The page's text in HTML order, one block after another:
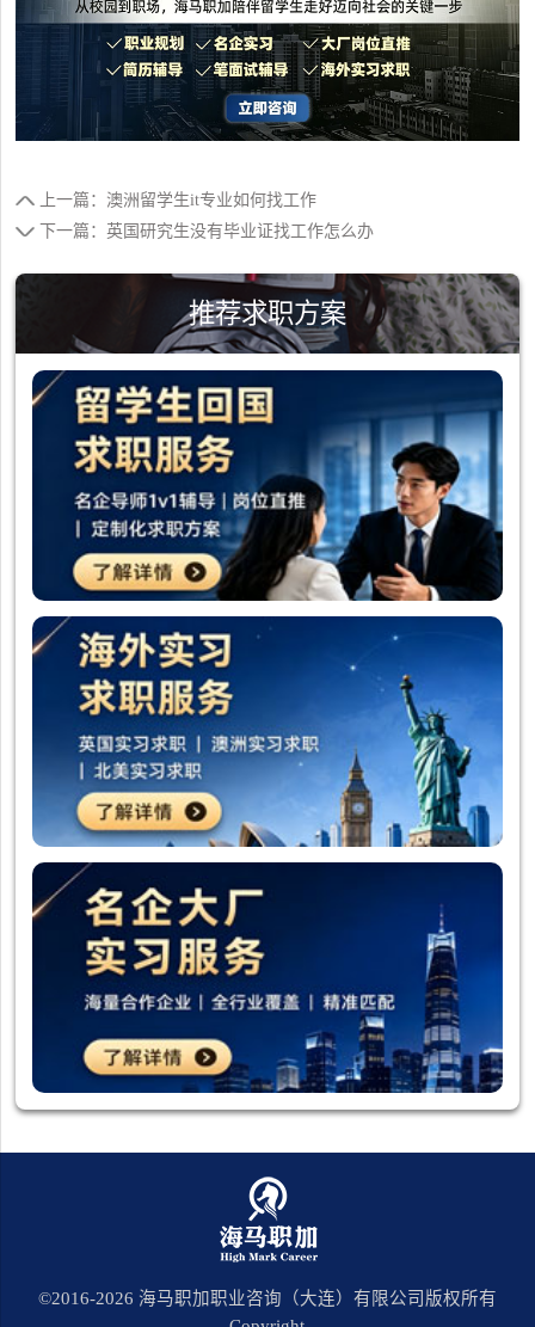
上一篇：澳洲留学生it专业如何找工作
下一篇：英国研究生没有毕业证找工作怎么办
推荐求职方案
©2016-2026 海马职加职业咨询（大连）有限公司版权所有